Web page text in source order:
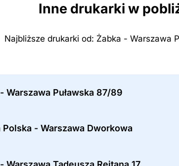
Inne drukarki w
Najbliższe drukarki od: Żabka - Warszawa
Warszawa Puławska 87/89
Polska - Warszawa Dworkowa